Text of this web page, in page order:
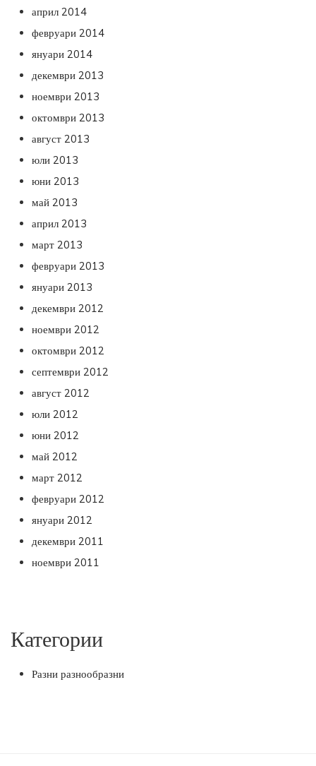
април 2014
февруари 2014
януари 2014
декември 2013
ноември 2013
октомври 2013
август 2013
юли 2013
юни 2013
май 2013
април 2013
март 2013
февруари 2013
януари 2013
декември 2012
ноември 2012
октомври 2012
септември 2012
август 2012
юли 2012
юни 2012
май 2012
март 2012
февруари 2012
януари 2012
декември 2011
ноември 2011
Категории
Разни разнообразни